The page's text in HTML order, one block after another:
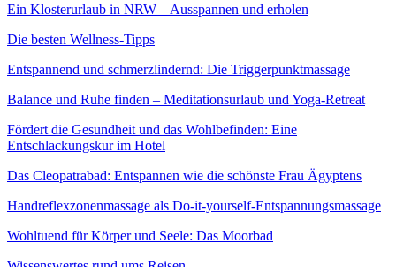
Ein Klosterurlaub in NRW – Ausspannen und erholen
Die besten Wellness-Tipps
Entspannend und schmerzlindernd: Die Triggerpunktmassage
Balance und Ruhe finden – Meditationsurlaub und Yoga-Retreat
Fördert die Gesundheit und das Wohlbefinden: Eine
Entschlackungskur im Hotel
Das Cleopatrabad: Entspannen wie die schönste Frau Ägyptens
Handreflexzonenmassage als Do-it-yourself-Entspannungsmassage
Wohltuend für Körper und Seele: Das Moorbad